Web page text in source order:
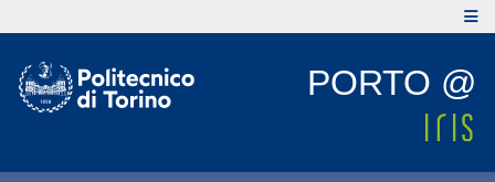
PORTO @